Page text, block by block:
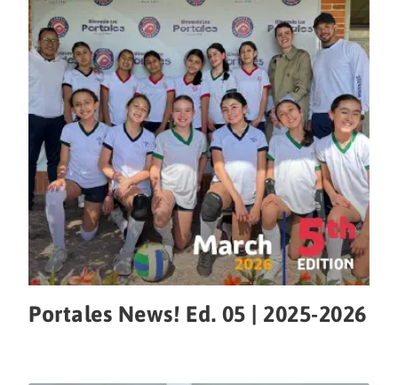
Portales News! Ed. 05 | 2025-2026